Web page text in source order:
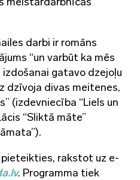
darbi ir romāns
“un varbūt ka mēs
izdošanai gatavo dzejoļu
dzīvoja divas meitenes,
(izdevniecība “Liels un
“Sliktā māte”
rakstot uz e-
. Programma tiek